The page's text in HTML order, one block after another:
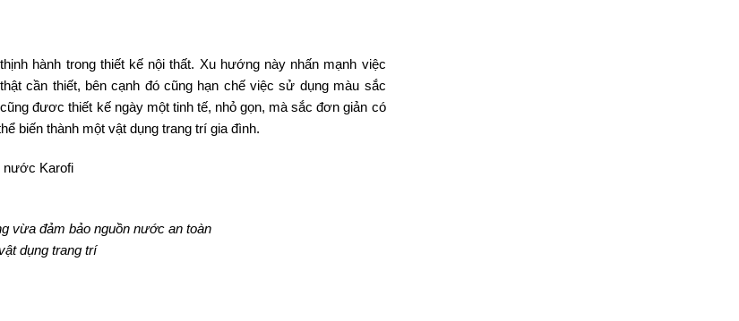
hành trong thiết kế nội thất. Xu hướng này nhấn mạnh việc
cần thiết, bên cạnh đó cũng hạn chế việc sử dụng màu sắc
đươc thiết kế ngày một tinh tế, nhỏ gọn, mà sắc đơn giản có
biến thành một vật dụng trang trí gia đình.
vừa đảm bảo nguồn nước an toàn
dụng trang trí